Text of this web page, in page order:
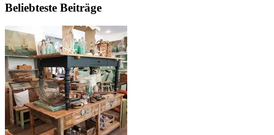
Beliebteste Beiträge